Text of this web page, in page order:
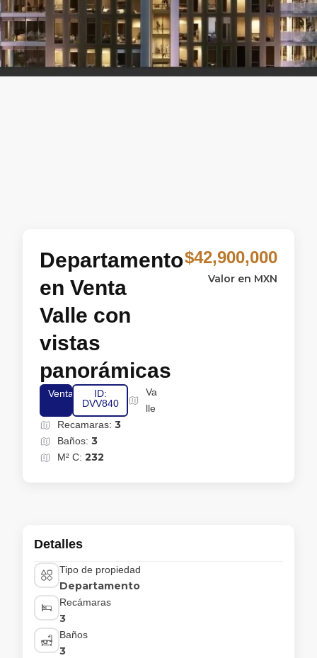
Departamento
en Venta
Valle con
vistas
panorámicas
Venta
ID:
DVV840
Va
lle
Recamaras: 3
Baños: 3
M² C: 232
$42,900,000
Valor en MXN
Detalles
Tipo de propiedad
Departamento
Recámaras
3
Baños
3